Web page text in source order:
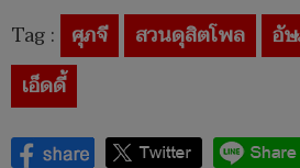
Tag : ศุภจี สวนดุสิตโพล
อั
เอ็ดดี้